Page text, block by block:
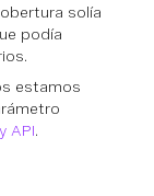
solía
podía
estamos
API.